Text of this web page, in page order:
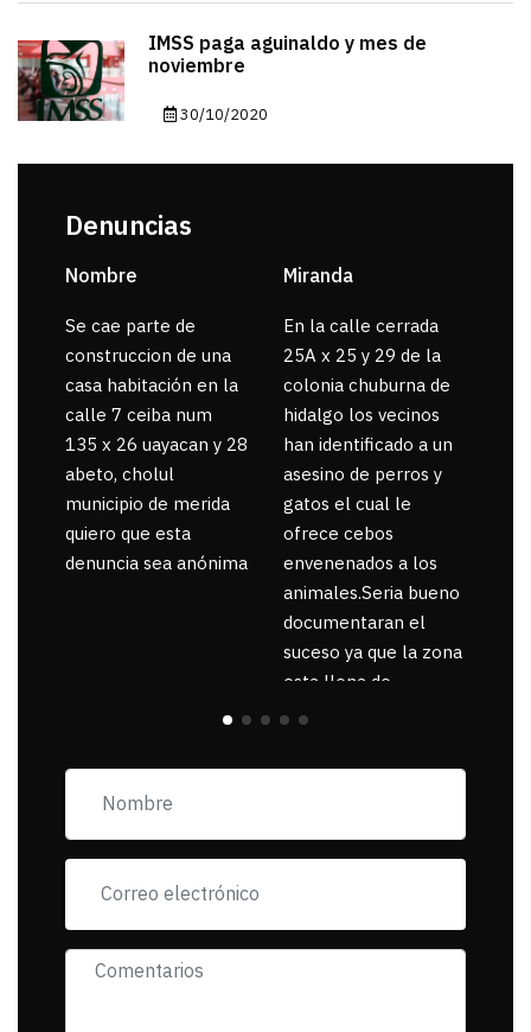
IMSS paga aguinaldo y mes de
noviembre
30/10/2020
Denuncias
Nombre
Se cae parte de
construccion de una
casa habitación en la
calle 7 ceiba num
135 x 26 uayacan y 28
abeto, cholul
municipio de merida
quiero que esta
denuncia sea anónima
Miranda
En la calle cerrada
25A x 25 y 29 de la
colonia chuburna de
hidalgo los vecinos
han identificado a un
asesino de perros y
gatos el cual le
ofrece cebos
envenenados a los
animales.Seria bueno
documentaran el
suceso ya que la zona
esta llena de
pancartas de
exigiendo al asesino
muerta.